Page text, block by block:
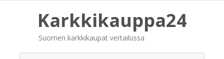
Karkkikauppa24
Suomen karkkikaupat vertailussa